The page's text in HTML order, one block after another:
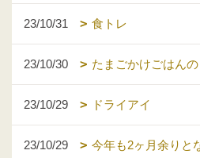
23/10/31 食トレ
23/10/30 たまごかけごはんの
23/10/29 ドライアイ
23/10/29
今年も2ヶ月余りと